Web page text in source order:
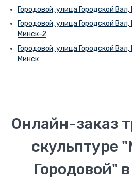
Городовой, улица Городской
Городовой, улица Городской
Минск-2
Городовой, улица Городской
Минск
Онлайн-заказ
скульптуре
Городовой"